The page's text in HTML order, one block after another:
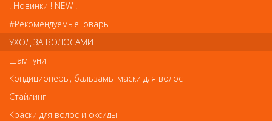
Ermila Плойка керам. с терморегулятором 25мм Curlissima
Ermila Плойка керам. с терморегулятором
25мм Curlissima
! Новинки ! NEW !
#РекомендуемыеТовары
УХОД ЗА ВОЛОСАМИ
Шампуни
Кондиционеры, бальзамы маски для волос
Стайлинг
Краски для волос и оксиды